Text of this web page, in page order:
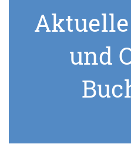
und